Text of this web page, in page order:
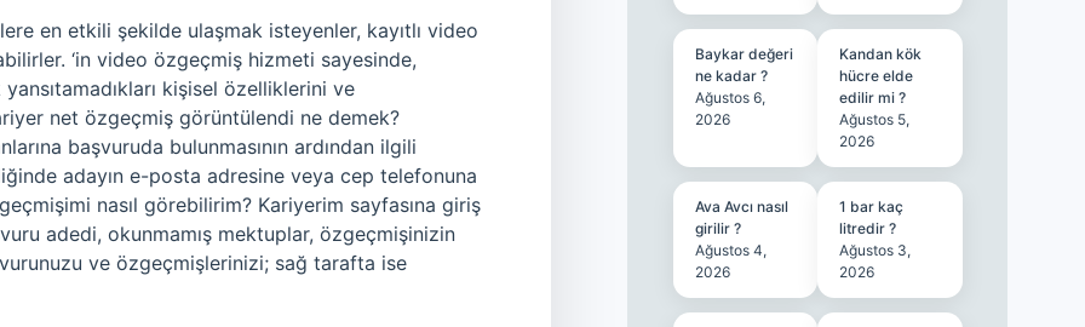
en etkili şekilde ulaşmak isteyenler, kayıtlı video
‘in video özgeçmiş hizmeti sayesinde,
kişisel özelliklerini ve
net özgeçmiş görüntülendi ne demek?
başvuruda bulunmasının ardından ilgili
adayın e-posta adresine veya cep telefonuna
nasıl görebilirim? Kariyerim sayfasına giriş
adedi, okunmamış mektuplar, özgeçmişinizin
ve özgeçmişlerinizi; sağ tarafta ise
Baykar değeri
ne kadar ?
Ağustos 6,
2026
Kandan kök
hücre elde
edilir mi ?
Ağustos 5,
2026
Ava Avcı nasıl
girilir ?
Ağustos 4,
2026
1 bar kaç
litredir ?
Ağustos 3,
2026